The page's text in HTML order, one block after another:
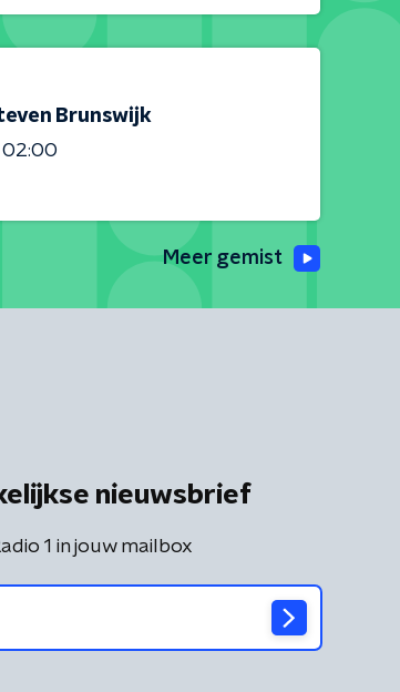
Brunswijk
02:00
Meer gemist
nieuwsbrief
1 in jouw mailbox